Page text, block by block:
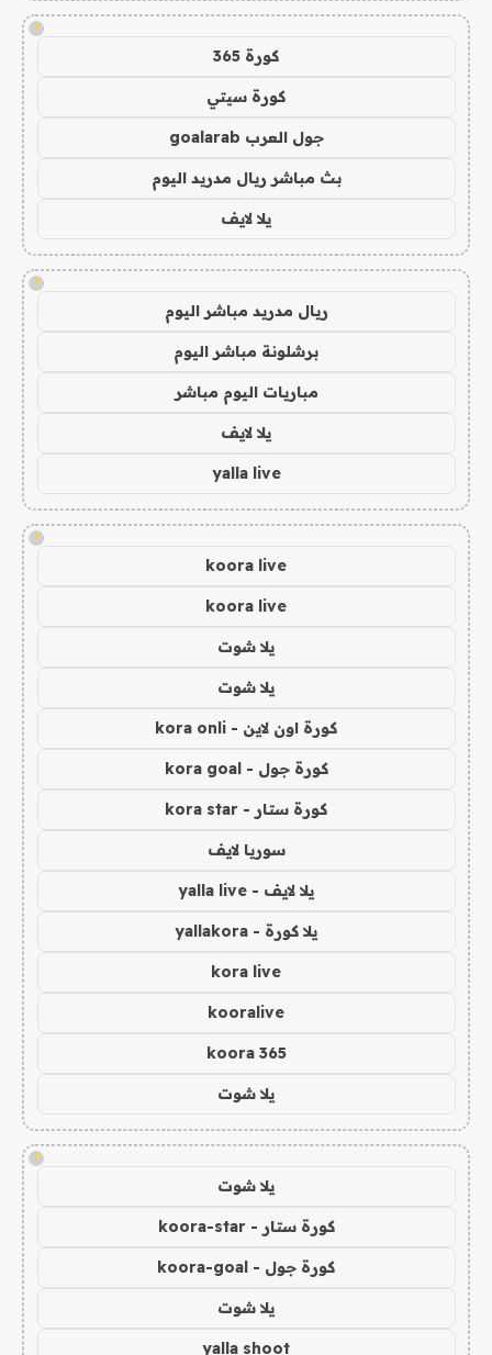
!
كورة 365
كورة سيتي
جول العرب goalarab
بث مباشر ريال مدريد اليوم
يلا لايف
!
ريال مدريد مباشر اليوم
برشلونة مباشر اليوم
مباريات اليوم مباشر
يلا لايف
yalla live
!
koora live
koora live
يلا شوت
يلا شوت
كورة اون لاين - kora onli
كورة جول - kora goal
كورة ستار - kora star
سوريا لايف
يلا لايف - yalla live
يلا كورة - yallakora
kora live
kooralive
koora 365
يلا شوت
!
يلا شوت
كورة ستار - koora-star
كورة جول - koora-goal
يلا شوت
yalla shoot